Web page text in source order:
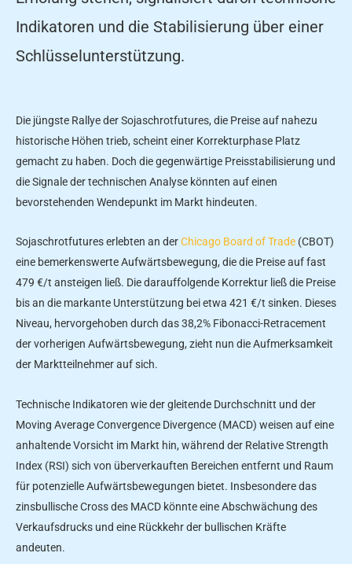
Indikatoren und die Stabilisierung über einer
Schlüsselunterstützung.
Die jüngste Rallye der Sojaschrotfutures, die Preise auf nahezu
historische Höhen trieb, scheint einer Korrekturphase Platz
gemacht zu haben. Doch die gegenwärtige Preisstabilisierung und
die Signale der technischen Analyse könnten auf einen
bevorstehenden Wendepunkt im Markt hindeuten.
Sojaschrotfutures erlebten an derChicago Board of Trade (CBOT)
eine bemerkenswerte Aufwärtsbewegung, die die Preise auf fast
479 €/t ansteigen ließ. Die darauffolgende Korrektur ließ die Preise
bis an die markante Unterstützung bei etwa 421 €/t sinken. Dieses
Niveau, hervorgehoben durch das 38,2% Fibonacci-Retracement
der vorherigen Aufwärtsbewegung, zieht nun die Aufmerksamkeit
der Marktteilnehmer auf sich.
Technische Indikatoren wie der gleitende Durchschnitt und der
Moving Average Convergence Divergence (MACD) weisen auf eine
anhaltende Vorsicht im Markt hin, während der Relative Strength
Index (RSI) sich von überverkauften Bereichen entfernt und Raum
für potenzielle Aufwärtsbewegungen bietet. Insbesondere das
zinsbullische Cross des MACD könnte eine Abschwächung des
Verkaufsdrucks und eine Rückkehr der bullischen Kräfte
andeuten.